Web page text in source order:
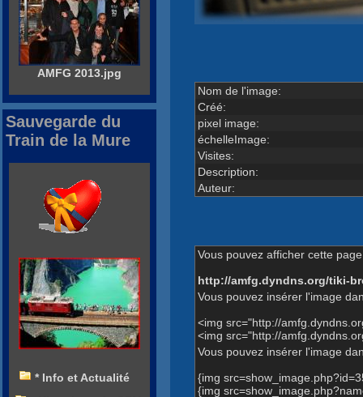
Nom de l'image:
Créé:
pixel image:
échelleImage:
Visites:
Description:
Auteur:
Vous pouvez afficher cette
http://amfg.dyndns.org/tiki-
Vous pouvez insérer l'image
<img src="http://
<img src="http://
Vous pouvez insérer l'image
{img
{img
AMFG 2013.jpg
Sauvegarde du
Train de la Mure
* Info et Actualité